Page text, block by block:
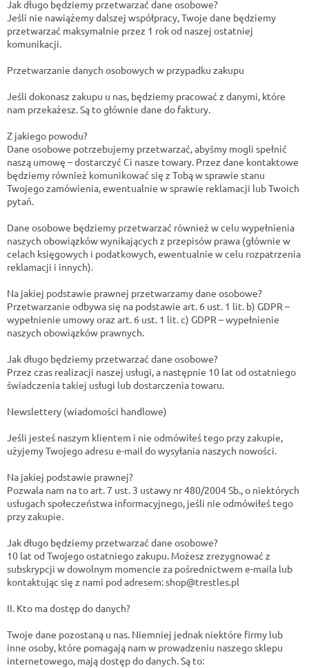
Jak długo będziemy przetwarzać dane osobowe?
Jeśli nie nawiążemy dalszej współpracy, Twoje dane będziemy
przetwarzać maksymalnie przez 1 rok od naszej ostatniej
komunikacji.
Przetwarzanie danych osobowych w przypadku zakupu
Jeśli dokonasz zakupu u nas, będziemy pracować z danymi, które
nam przekażesz. Są to głównie dane do faktury.
Z jakiego powodu?
Dane osobowe potrzebujemy przetwarzać, abyśmy mogli spełnić
naszą umowę – dostarczyć Ci nasze towary. Przez dane kontaktowe
będziemy również komunikować się z Tobą w sprawie stanu
Twojego zamówienia, ewentualnie w sprawie reklamacji lub Twoich
pytań.
Dane osobowe będziemy przetwarzać również w celu wypełnienia
naszych obowiązków wynikających z przepisów prawa (głównie w
celach księgowych i podatkowych, ewentualnie w celu rozpatrzenia
reklamacji i innych).
Na jakiej podstawie prawnej przetwarzamy dane osobowe?
Przetwarzanie odbywa się na podstawie art. 6 ust. 1 lit. b) GDPR –
wypełnienie umowy oraz art. 6 ust. 1 lit. c) GDPR – wypełnienie
naszych obowiązków prawnych.
Jak długo będziemy przetwarzać dane osobowe?
Przez czas realizacji naszej usługi, a następnie 10 lat od ostatniego
świadczenia takiej usługi lub dostarczenia towaru.
Newslettery (wiadomości handlowe)
Jeśli jesteś naszym klientem i nie odmówiłeś tego przy zakupie,
użyjemy Twojego adresu e-mail do wysyłania naszych nowości.
Na jakiej podstawie prawnej?
Pozwala nam na to art. 7 ust. 3 ustawy nr 480/2004 Sb., o niektórych
usługach społeczeństwa informacyjnego, jeśli nie odmówiłeś tego
przy zakupie.
Jak długo będziemy przetwarzać dane osobowe?
10 lat od Twojego ostatniego zakupu. Możesz zrezygnować z
subskrypcji w dowolnym momencie za pośrednictwem e-maila lub
kontaktując się z nami pod adresem: shop@trestles.pl
II. Kto ma dostęp do danych?
Twoje dane pozostaną u nas. Niemniej jednak niektóre firmy lub
inne osoby, które pomagają nam w prowadzeniu naszego sklepu
internetowego, mają dostęp do danych. Są to: